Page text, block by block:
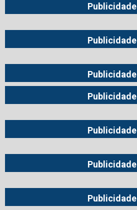
Publicidade
Publicidade
Publicidade
Publicidade
Publicidade
Publicidade
Publicidade